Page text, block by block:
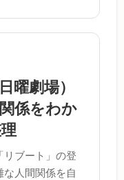
曜劇場）
係をわか
ブート」の登
人間関係を自